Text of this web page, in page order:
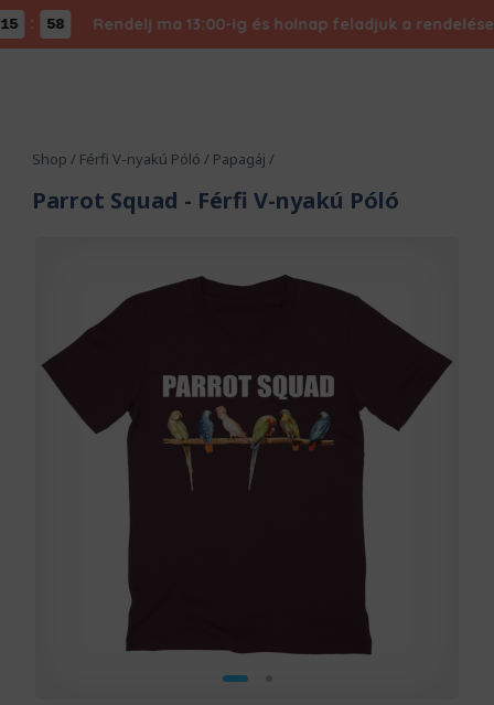
: 57 Rendelj ma 13:00-ig és holnap feladjuk a rendelésed
Shop / Férfi V-nyakú Póló / Papagáj /
Parrot Squad - Férfi V-nyakú Póló